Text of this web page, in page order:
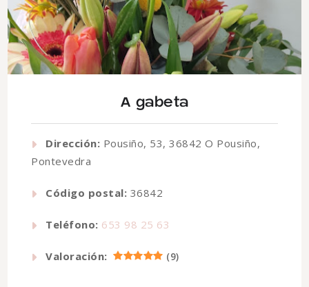
A gabeta
Dirección: Pousiño, 53, 36842 O Pousiño,
Pontevedra
Código postal: 36842
Teléfono: 653 98 25 63
Valoración: (9)